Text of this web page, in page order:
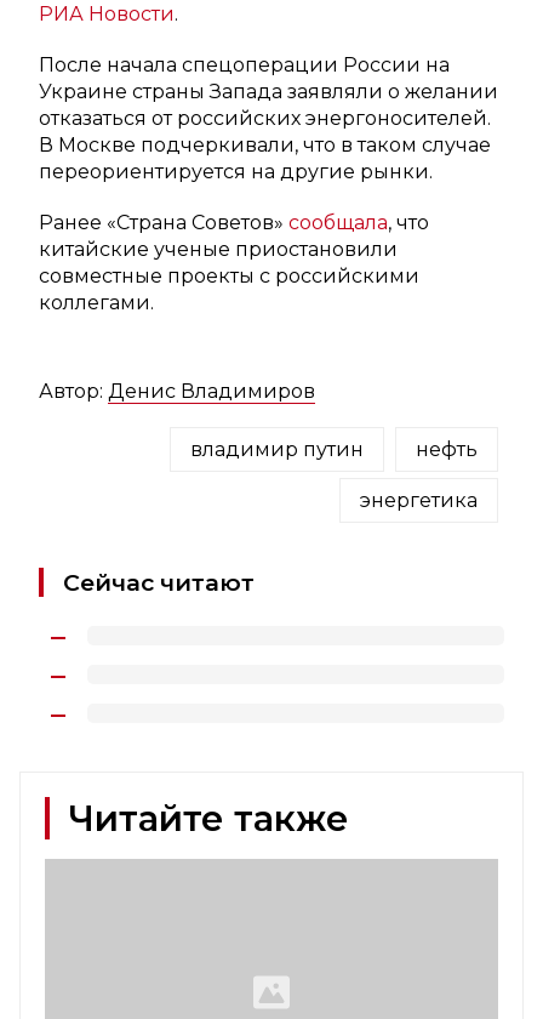
РИА Новости.
После начала спецоперации России на
Украине страны Запада заявляли о желании
отказаться от российских энергоносителей.
В Москве подчеркивали, что в таком случае
переориентируется на другие рынки.
Ранее «Страна Советов» сообщала, что
китайские ученые приостановили
совместные проекты с российскими
коллегами.
Автор: Денис Владимиров
владимир путин нефть
энергетика
Сейчас читают
Читайте также